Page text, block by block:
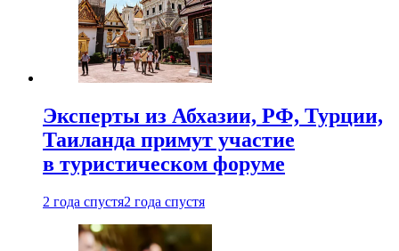
Эксперты из Абхазии, РФ, Турции,
Таиланда примут участие
в туристическом форуме
2 года спустя2 года спустя